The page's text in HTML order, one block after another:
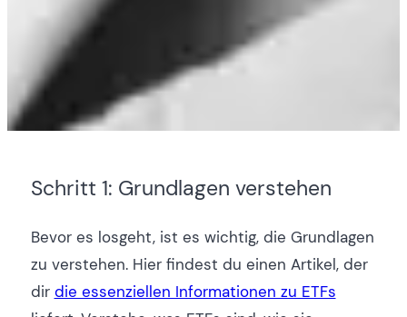
Schritt 1: Grundlagen verstehen
Bevor es losgeht, ist es wichtig, die Grundlagen
zu verstehen. Hier findest du einen Artikel, der
dir die essenziellen Informationen zu ETFs